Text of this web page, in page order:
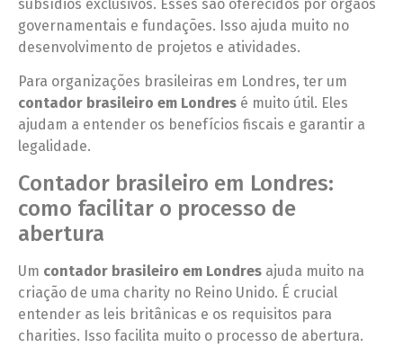
subsídios exclusivos. Esses são oferecidos por órgãos
governamentais e fundações. Isso ajuda muito no
desenvolvimento de projetos e atividades.
Para organizações brasileiras em Londres, ter um
contador brasileiro em Londres é muito útil. Eles
ajudam a entender os benefícios fiscais e garantir a
legalidade.
Contador brasileiro em Londres:
como facilitar o processo de
abertura
Um contador brasileiro em Londres ajuda muito na
criação de uma charity no Reino Unido. É crucial
entender as leis britânicas e os requisitos para
charities. Isso facilita muito o processo de abertura.